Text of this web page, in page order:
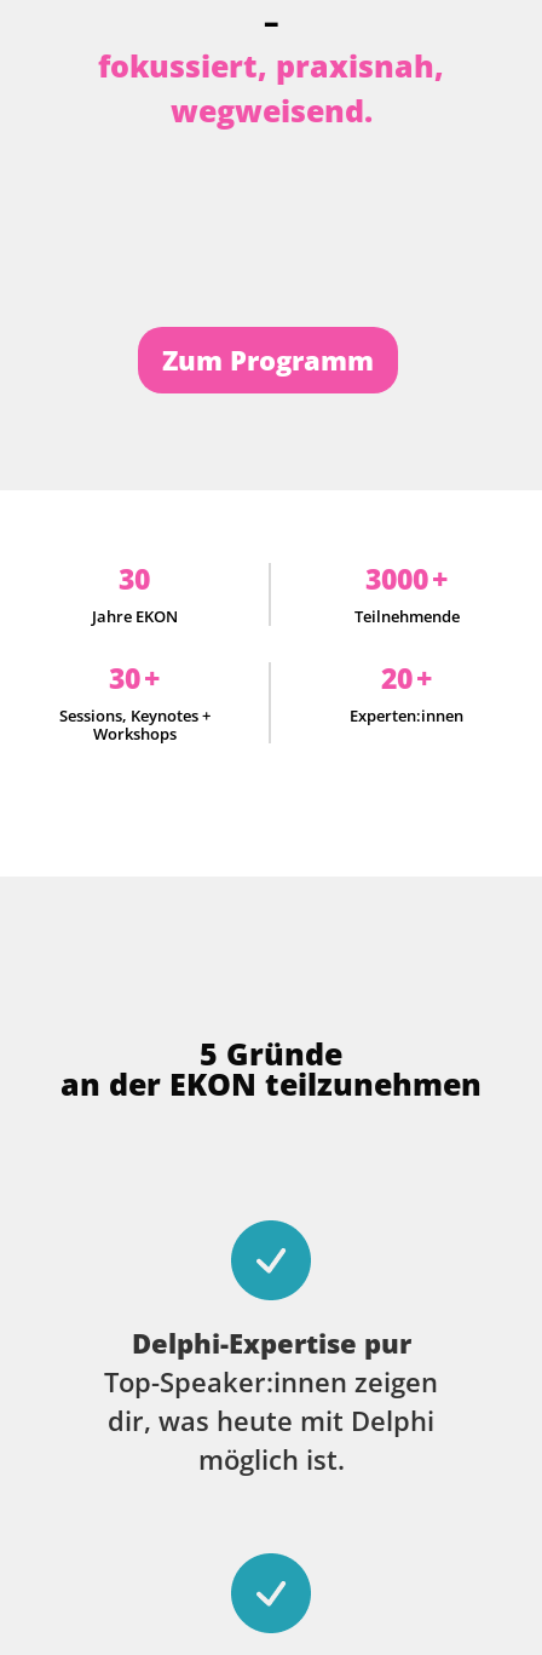
–
fokussiert, praxisnah,
wegweisend.
Zum Programm
30
Jahre EKON
3000+
Teilnehmende
30+
Sessions, Keynotes +
Workshops
20+
Experten:innen
5 Gründe
an der EKON teilzunehmen
Delphi-Expertise pur
Top-Speaker:innen zeigen
dir, was heute mit Delphi
möglich ist.